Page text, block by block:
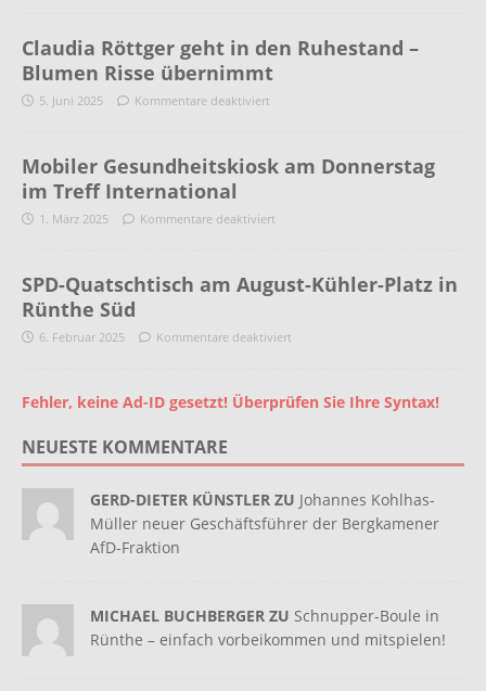
Claudia Röttger geht in den Ruhestand –
Blumen Risse übernimmt
5. Juni 2025 Kommentare deaktiviert
Mobiler Gesundheitskiosk am Donnerstag
im Treff International
1. März 2025 Kommentare deaktiviert
SPD-Quatschtisch am August-Kühler-Platz in
Rünthe Süd
6. Februar 2025 Kommentare deaktiviert
Fehler, keine Ad-ID gesetzt! Überprüfen Sie Ihre Syntax!
NEUESTE KOMMENTARE
GERD-DIETER KÜNSTLER ZU Johannes Kohlhas-
Müller neuer Geschäftsführer der Bergkamener
AfD-Fraktion
MICHAEL BUCHBERGER ZU Schnupper-Boule in
Rünthe – einfach vorbeikommen und mitspielen!